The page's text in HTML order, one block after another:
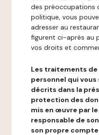
des préoccupations
politique, vous
adresser au
figurent ci-après au
vos droits et
Les traitements de
personnel qui
décrits dans la
protection des
mis en œuvre par
responsable de
son propre